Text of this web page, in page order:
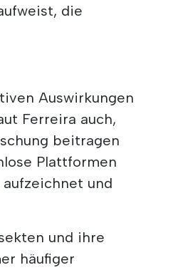
die
Auswirkungen
Ferreira auch,
beitragen
Plattformen
und
und ihre
häufiger